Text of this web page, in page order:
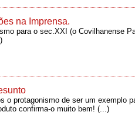
na Imprensa.
para o sec.XXI (o Covilhanense
o protagonismo de ser um exemplo
confirma-o muito bem! (...)